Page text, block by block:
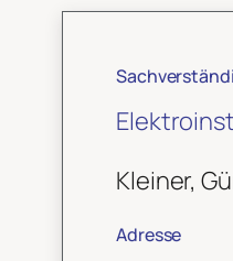
Kleiner,
Adresse